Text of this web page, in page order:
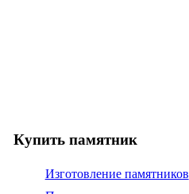
Купить памятник
Изготовление памятников